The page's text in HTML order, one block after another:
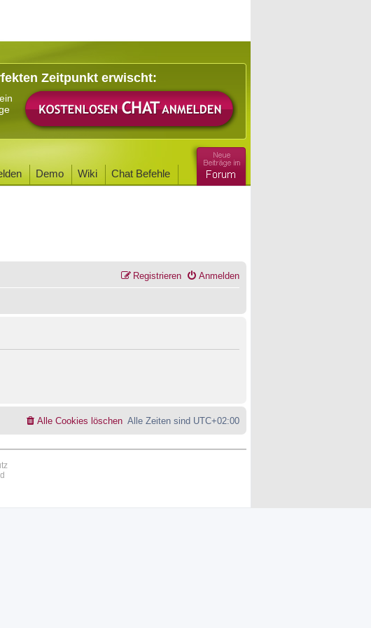
Zeitpunkt erwischt:
Demo Wiki Chat Befehle
Anmelden
Registrieren
Alle Zeiten sind UTC+02:00
Alle Cookies löschen